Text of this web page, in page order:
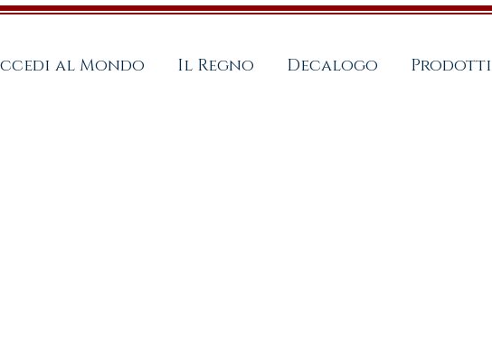
al Mondo Il Regno Decalogo Prodotti